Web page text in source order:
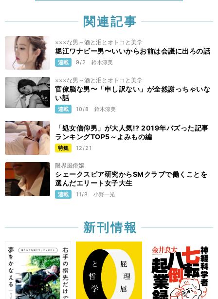
関連記事
×××な男～酒と泪とオトコと美学
堀江ワナビー男〜いいからお前は会議に出ろの話
連載 9/2 鈴木涼美
×××な男～酒と泪とオトコと美学
官僚脳な男〜「申し訳ない」が全然謝っちゃいな
い話
連載 10/8 鈴木涼美
「処女信仰男」が大人気!? 2019年バズった記事
ランキングTOP5～よみもの編
特集 12/21
限界風俗嬢
シェークスピア研究からSMクラブで働くことを
選んだエリート女子大生
連載 11/8 小野一光
新刊情報